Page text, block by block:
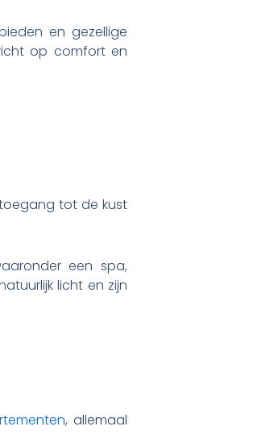
en gezellige
op comfort en
tot de kust
een spa,
licht en zijn
, allemaal